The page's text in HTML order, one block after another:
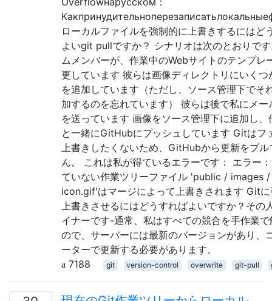
ローカルファイルを強制的に上書きするにはど
よいgit pullですか？ シナリオは次のとおりで
ムメンバーが、作業中のWebサイトのテンプレ
更しています 彼らは画像ディレクトリにいくつ
を追加しています（ただし、ソース管理下でそ
加するのを忘れています） 彼らは後で私にメー
を送っています 画像をソース管理下に追加し、
と一緒にGitHubにプッシュしています Gitはフ
上書きしたくないため、GitHubから更新をプ
ん。 これは私が得ているエラーです： エラー
ていない作業ツリーファイル 'public / images /
icon.gif'はマージによって上書きされます Git
上書きさせるにはどうすればよいですか？その
イナーです-通常、私はすべての競合を手作業
ので、サーバーには最新のバージョンがあり、
ーターで更新する必要があります。
7188
git version-control overwrite git-pull